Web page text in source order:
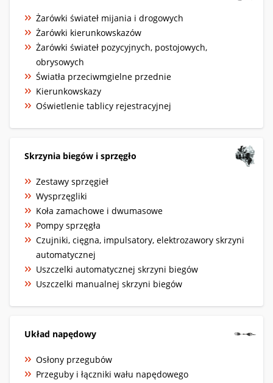
Żarówki świateł mijania i drogowych
Żarówki kierunkowskazów
Żarówki świateł pozycyjnych, postojowych,
obrysowych
Światła przeciwmgielne przednie
Kierunkowskazy
Oświetlenie tablicy rejestracyjnej
Skrzynia biegów i sprzęgło
Zestawy sprzęgieł
Wysprzęgliki
Koła zamachowe i dwumasowe
Pompy sprzęgła
Czujniki, cięgna, impulsatory, elektrozawory skrzyni
automatycznej
Uszczelki automatycznej skrzyni biegów
Uszczelki manualnej skrzyni biegów
Układ napędowy
Osłony przegubów
Przeguby i łączniki wału napędowego